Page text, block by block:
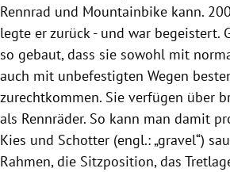
Rennrad und Mountainbike kann.
legte er zurück - und war begeistert.
so gebaut, dass sie sowohl mit
auch mit unbefestigten Wegen
zurechtkommen. Sie verfügen über
als Rennräder. So kann man damit
Kies und Schotter (engl.: „gravel“)
Rahmen, die Sitzposition, das